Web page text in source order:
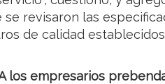
revisaron las
de calidad
los empresarios